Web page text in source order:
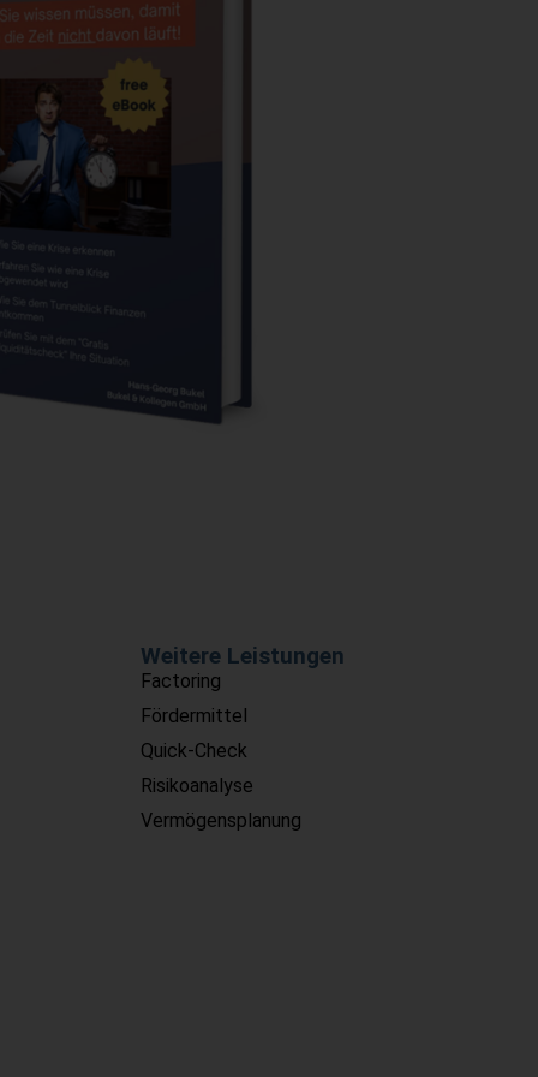
Weitere Leistungen
Factoring
Fördermittel
Quick-Check
Risikoanalyse
Vermögensplanung